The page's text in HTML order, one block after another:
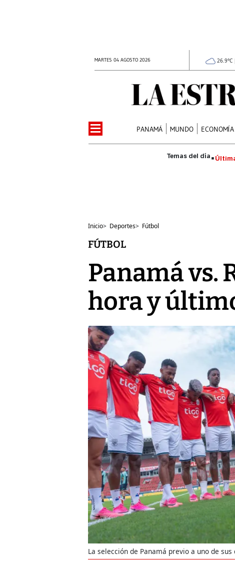
MARTES 04 AGOSTO 2026 26.9°C
PANAMÁ MUNDO ECONOMÍA
Inicio> Deportes> Fútbol
FÚTBOL
Panamá vs.
hora y
La selección de Panamá previo a uno de